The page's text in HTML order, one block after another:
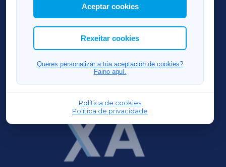
Así mesmo, podes personalizar a elección das
cookies que desexas permitir.
Aceptar cookies
Rexeitar cookies
Queres personalizar a túa aceptación de cookies?
Faino aquí.
Política de cookies
Política de privacidade
RIBEIRASACRAXA
ACORUÑAXA
FERROLXA
OURENSEXA